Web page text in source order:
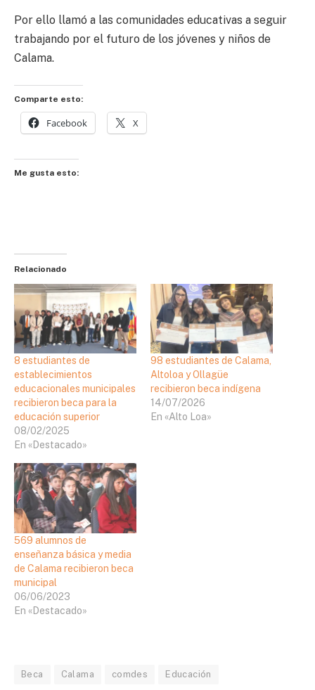
Por ello llamó a las comunidades educativas a seguir
trabajando por el futuro de los jóvenes y niños de
Calama.
Comparte esto:
Facebook X
Me gusta esto:
Relacionado
8 estudiantes de
establecimientos
educacionales municipales
recibieron beca para la
educación superior
08/02/2025
En «Destacado»
98 estudiantes de Calama,
Altoloa y Ollagüe
recibieron beca indígena
14/07/2026
En «Alto Loa»
569 alumnos de
enseñanza básica y media
de Calama recibieron beca
municipal
06/06/2023
En «Destacado»
Beca Calama comdes Educación